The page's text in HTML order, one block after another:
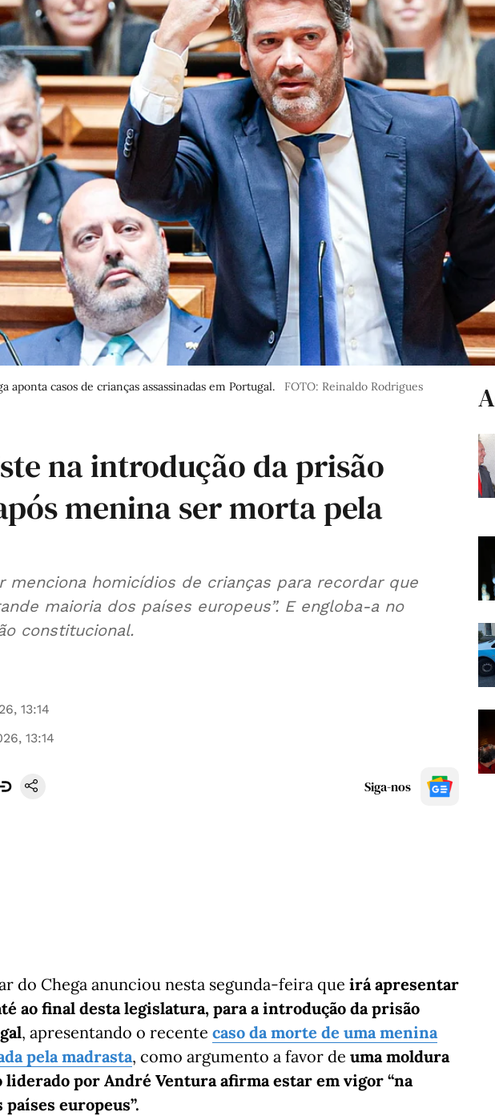
aponta casos de crianças assassinadas em Portugal. FOTO: Reinaldo Rodrigues
na introdução da prisão
menina ser morta pela
menciona homicídios de crianças para recordar que
maioria dos países europeus”. E engloba-a no
constitucional.
13:14
13:14
Siga-nos
do Chega anunciou nesta segunda-feira que irá apresentar
ao final desta legislatura, para a introdução da prisão
, apresentando o recente caso da morte de uma menina
pela madrasta, como argumento a favor de uma moldura
liderado por André Ventura afirma estar em vigor “na
europeus”.